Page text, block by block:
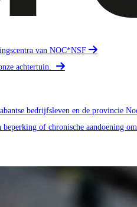
van NOC*NSF
achtertuin.
bedrijfsleven en de provincie
of chronische aandoening